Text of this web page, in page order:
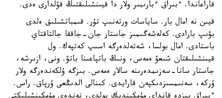
قاراعاندا. ءبىراق ءبارىبىر ولار دا قيىنشىلىقتىڭ قۇلدارى ەدى.
قيىن نە امال بار. ساياسات ورتەنىپ تۇر. قىمباتشىلىق ەلدى
بۋىپ بارادى. كەلەشەگىمىز جاستار جان-جاققا جالتاقتاي
باستادى. امال بولسا، شەتەلدەرگە اسىپ كەتپەك. ول
قيىنشىلىقتان شىعۋ ەمەس، ونىڭ باتپاعىنا باتۋ. ونى، ازىرشە،
جاستار سانا-سەزىمدەرىنە سالار ەمەس. بىزگە ۇلكەندەرگە ولار
ۇركە، سەنىمسىزدىكپەن قارايدى. كىنالى الدىڭعى ۇرپاق. راس.